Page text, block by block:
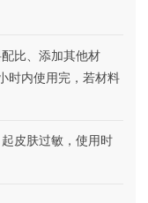
比、添加其他材
时内使用完，若材料
皮肤过敏，使用时